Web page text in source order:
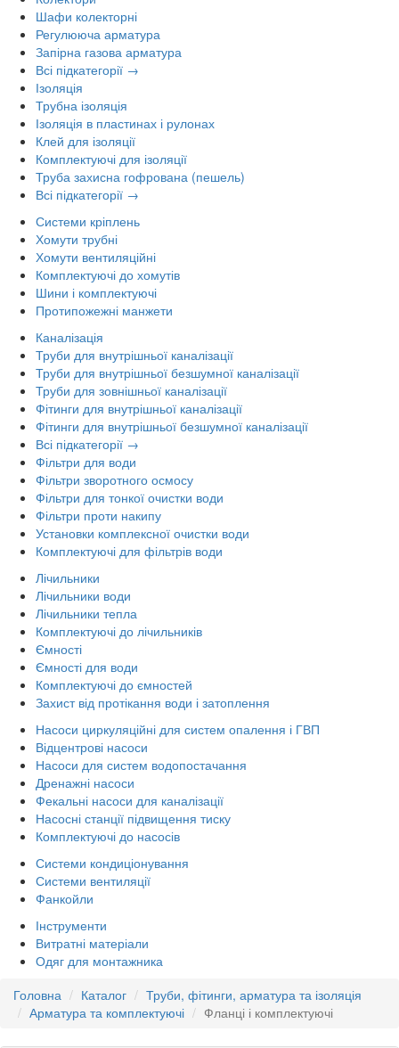
Шафи колекторні
Регулююча арматура
Запірна газова арматура
Всі підкатегорії →
Ізоляція
Трубна ізоляція
Ізоляція в пластинах і рулонах
Клей для ізоляції
Комплектуючі для ізоляції
Труба захисна гофрована (пешель)
Всі підкатегорії →
Системи кріплень
Хомути трубні
Хомути вентиляційні
Комплектуючі до хомутів
Шини і комплектуючі
Протипожежні манжети
Каналізація
Труби для внутрішньої каналізації
Труби для внутрішньої безшумної каналізації
Труби для зовнішньої каналізації
Фітинги для внутрішньої каналізації
Фітинги для внутрішньої безшумної каналізації
Всі підкатегорії →
Фільтри для води
Фільтри зворотного осмосу
Фільтри для тонкої очистки води
Фільтри проти накипу
Установки комплексної очистки води
Комплектуючі для фільтрів води
Лічильники
Лічильники води
Лічильники тепла
Комплектуючі до лічильників
Ємності
Ємності для води
Комплектуючі до ємностей
Захист від протікання води і затоплення
Насоси циркуляційні для систем опалення і ГВП
Відцентрові насоси
Насоси для систем водопостачання
Дренажні насоси
Фекальні насоси для каналізації
Насосні станції підвищення тиску
Комплектуючі до насосів
Системи кондиціонування
Системи вентиляції
Фанкойли
Інструменти
Витратні матеріали
Одяг для монтажника
Головна
Каталог
Труби, фітинги, арматура та ізоляція
Арматура та комплектуючі
Фланці і комплектуючі